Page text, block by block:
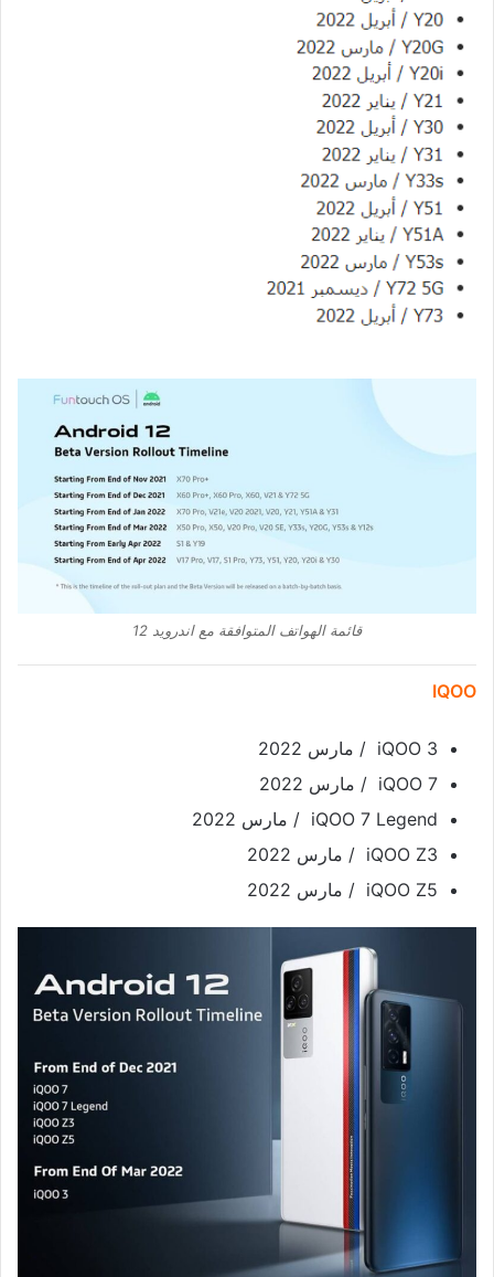
قائمة الهواتف المتوافقة مع اندرويد 12
IQOO
iQOO 3 / مارس 2022
iQOO 7 / مارس 2022
iQOO 7 Legend / مارس 2022
iQOO Z3 / مارس 2022
iQOO Z5 / مارس 2022